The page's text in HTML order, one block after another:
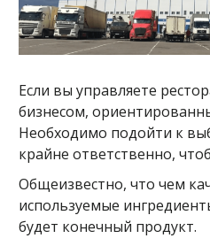
Если вы управляете
бизнесом,
Необходимо подойти к
крайне ответственно,
Общеизвестно, что чем
используемые
будет конечный продукт.